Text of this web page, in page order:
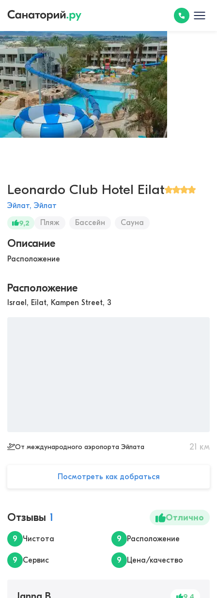
Leonardo Club Hotel Eilat
Эйлат, Эйлат
9,2
Пляж Бассейн Сауна
Описание
Расположение
Расположение
Israel, Eilat, Kampen Street, 3
От международного аэропорта Эйлата 21 км
Посмотреть как добраться
Отзывы 1 Отлично
9 Чистота 9 Расположение
9 Сервис 9 Цена/качество